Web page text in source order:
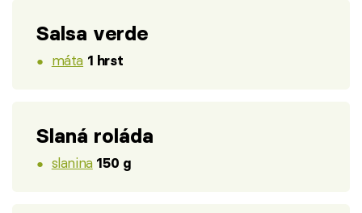
Salsa verde
máta 1 hrst
Slaná roláda
slanina 150 g